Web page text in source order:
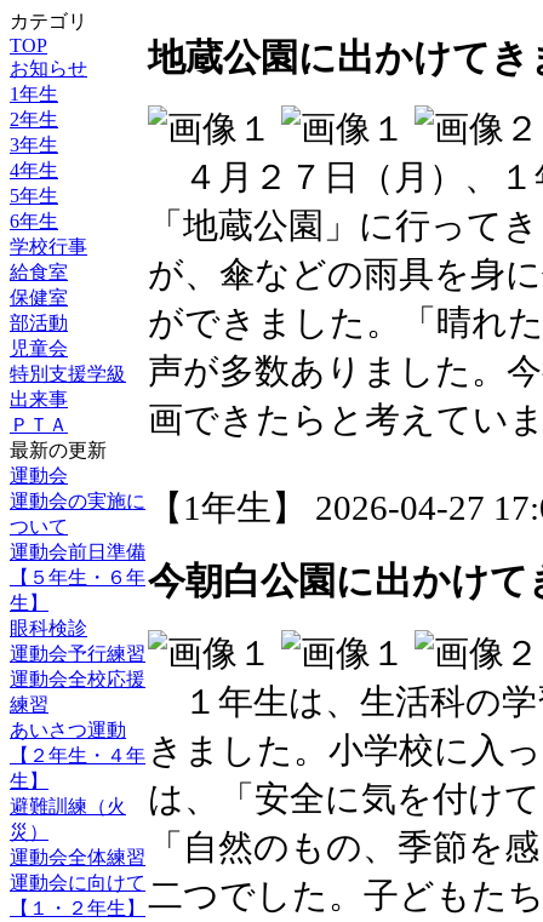
カテゴリ
TOP
お知らせ
1年生
2年生
3年生
4年生
5年生
6年生
学校行事
給食室
保健室
部活動
児童会
特別支援学級
出来事
ＰＴＡ
最新の更新
運動会
運動会の実施に
ついて
運動会前日準備
【５年生・６年
生】
眼科検診
運動会予行練習
運動会全校応援
練習
あいさつ運動
【２年生・４年
生】
避難訓練（火
災）
運動会全体練習
運動会に向けて
【１・２年生】
地蔵公園に出かけて
４月２７日（月）、１
「地蔵公園」に行って
が、傘などの雨具を身
ができました。「晴れ
声が多数ありました。
画できたらと考えてい
【1年生】 2026-04-27
今朝白公園に出かけ
１年生は、生活科の
きました。小学校に入
は、「安全に気を付け
「自然のもの、季節を
二つでした。子どもた